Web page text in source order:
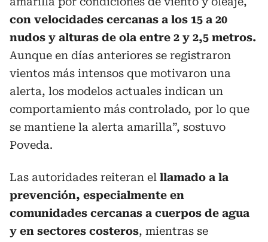
con velocidades cercanas a los 15 a 20
nudos y alturas de ola entre 2 y 2,5 metros.
Aunque en días anteriores se registraron
vientos más intensos que motivaron una
alerta, los modelos actuales indican un
comportamiento más controlado, por lo que
se mantiene la alerta amarilla”, sostuvo
Poveda.
Las autoridades reiteran el llamado a la
prevención, especialmente en
comunidades cercanas a cuerpos de agua
y en sectores costeros, mientras se